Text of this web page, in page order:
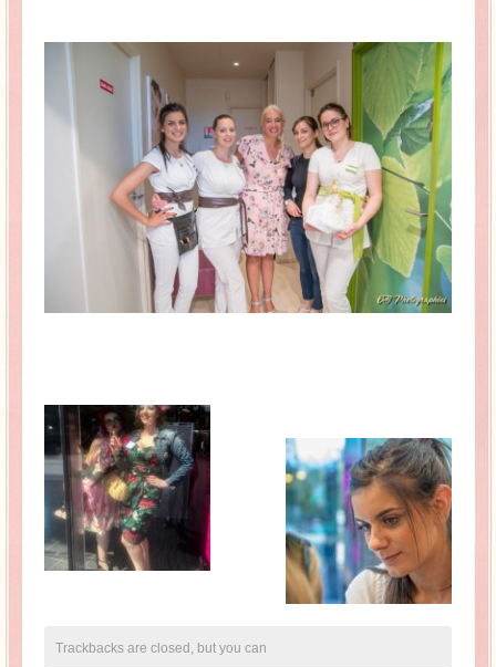
Ma période Weight Watchers
Trackbacks are closed, but you can